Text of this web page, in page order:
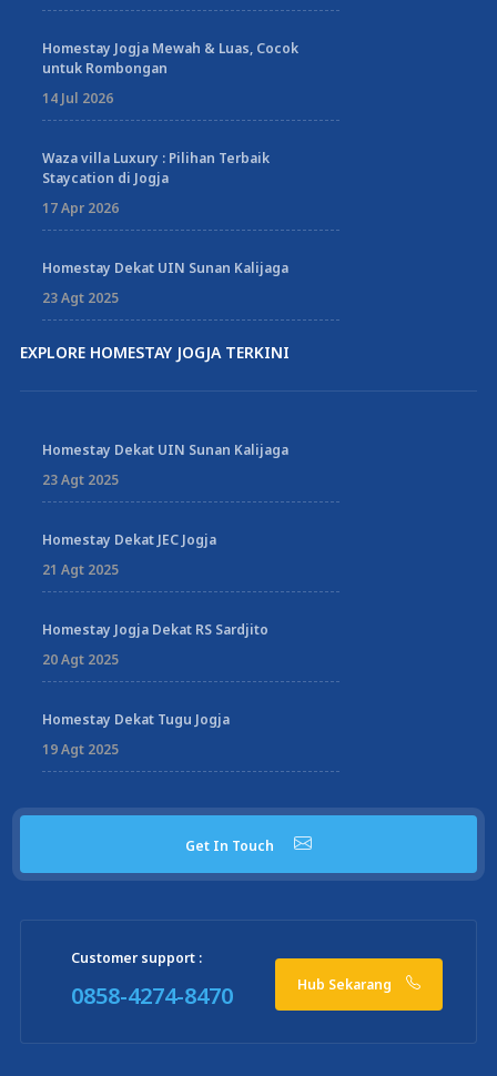
Homestay Jogja Mewah & Luas, Cocok
untuk Rombongan
14 Jul 2026
Waza villa Luxury : Pilihan Terbaik
Staycation di Jogja
17 Apr 2026
Homestay Dekat UIN Sunan Kalijaga
23 Agt 2025
EXPLORE HOMESTAY JOGJA TERKINI
Homestay Dekat UIN Sunan Kalijaga
23 Agt 2025
Homestay Dekat JEC Jogja
21 Agt 2025
Homestay Jogja Dekat RS Sardjito
20 Agt 2025
Homestay Dekat Tugu Jogja
19 Agt 2025
Get In Touch
Customer support :
0858-4274-8470 Hub Sekarang